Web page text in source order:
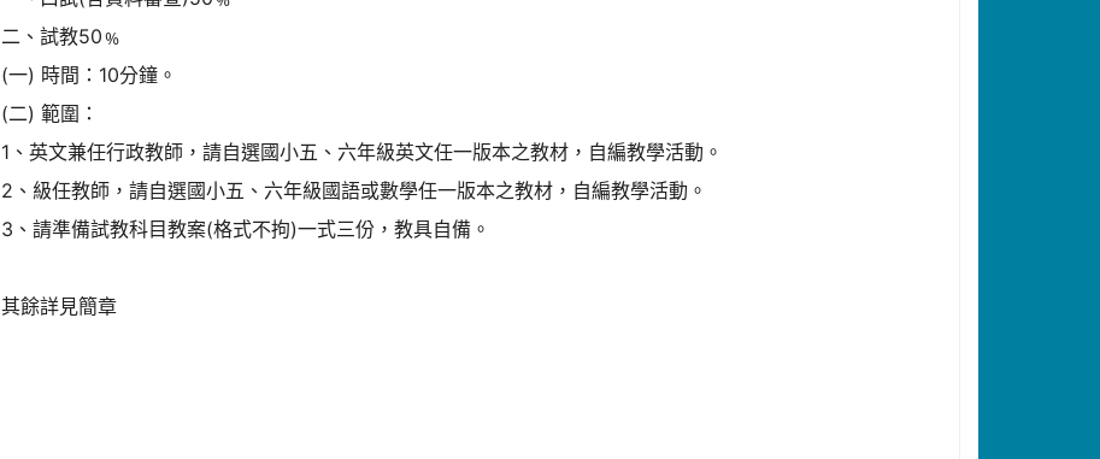
二、試教50﹪
(一) 時間：10分鐘。
(二) 範圍：
1、英文兼任行政教師，請自選國小五、六年級英文任一版本之教材，自編教學活動。
2、級任教師，請自選國小五、六年級國語或數學任一版本之教材，自編教學活動。
3、請準備試教科目教案(格式不拘)一式三份，教具自備。
其餘詳見簡章